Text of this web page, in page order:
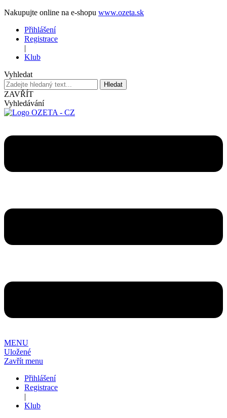
Nakupujte online na e-shopu www.ozeta.sk
Přihlášení
Registrace
|
Klub
Vyhledat
Hledat
ZAVŘÍT
Vyhledávání
MENU
Uložené
Zavřít menu
Přihlášení
Registrace
|
Klub